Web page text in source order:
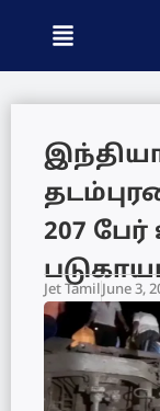
207 பேர்
Jet Tamil June 3,